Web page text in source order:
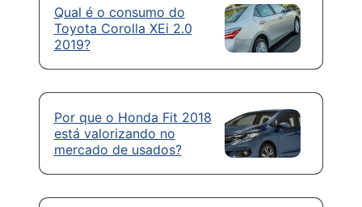
Qual é o consumo do
Toyota Corolla XEi 2.0
2019?
Por que o Honda Fit 2018
está valorizando no
mercado de usados?